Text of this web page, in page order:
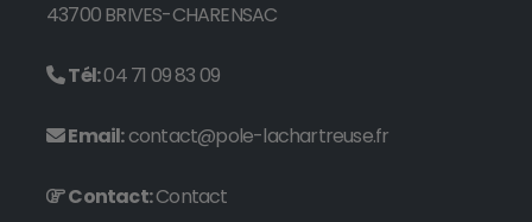
43700 BRIVES-CHARENSAC
Tél:04 71 09 83 09
Email:contact@pole-lachartreuse.fr
Contact:Contact